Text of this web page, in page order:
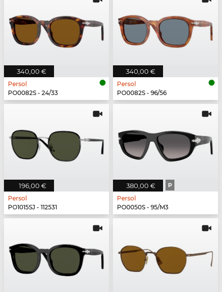
340,00 €
Persol
PO0082S - 24/33
340,00 €
Persol
PO0082S - 96/56
196,00 €
Persol
PO1015SJ - 112531
380,00 € P
Persol
PO0050S - 95/M3